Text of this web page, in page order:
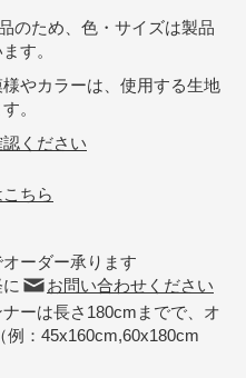
のため、色・サイズは製品
す。
やカラーは、使用する生地
。
ください
ちら
ーダー承ります
お問い合わせください
ーは長さ180cmまでで、オ
例：45x160cm,60x180cm